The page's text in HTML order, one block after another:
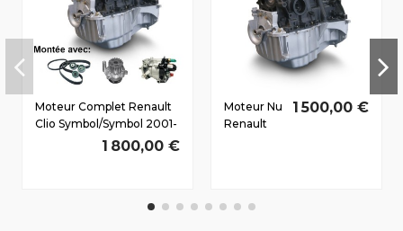
Moteur Complet Renault
Clio Symbol/Symbol 2001-
2008 1.5 D dCi K9K740
1 800,00 €
Moteur Nu
Renault
48/65 CV
1 500,00 €